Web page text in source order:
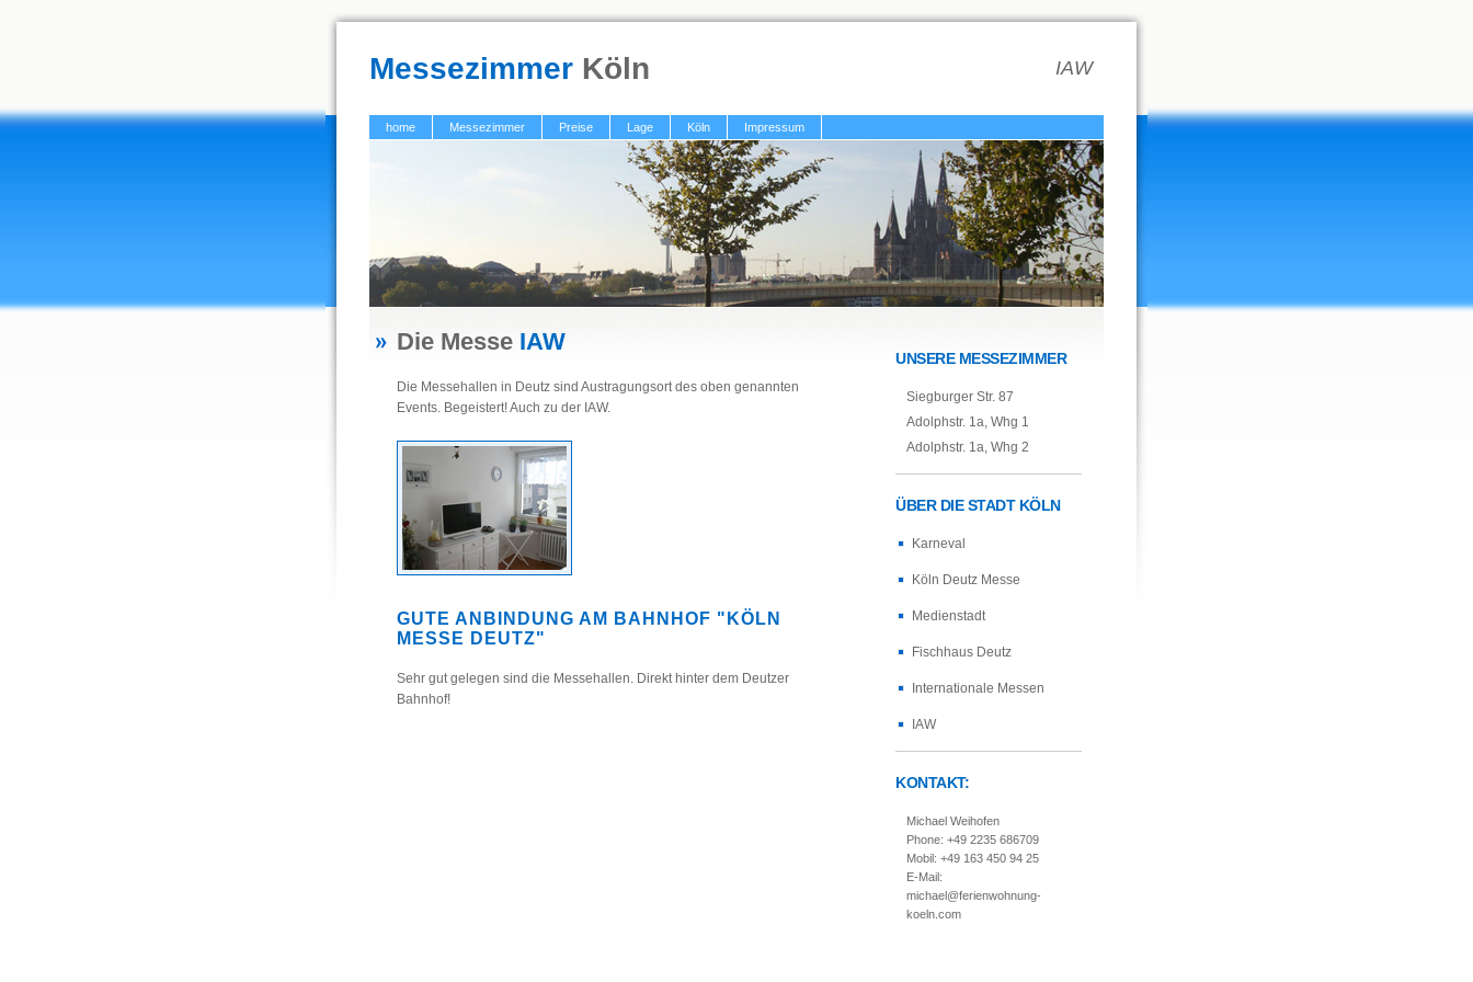
Messezimmer Köln IAW
home Messezimmer Preise Lage Köln Impressum
Die Messe IAW
Die Messehallen in Deutz sind Austragungsort des oben genannten
Events. Begeistert! Auch zu der IAW.
GUTE ANBINDUNG AM BAHNHOF "KÖLN
MESSE DEUTZ"
Sehr gut gelegen sind die Messehallen. Direkt hinter dem Deutzer
Bahnhof!
UNSERE MESSEZIMMER
Siegburger Str. 87
Adolphstr. 1a, Whg 1
Adolphstr. 1a, Whg 2
ÜBER DIE STADT KÖLN
Karneval
Köln Deutz Messe
Medienstadt
Fischhaus Deutz
Internationale Messen
IAW
KONTAKT:
Michael Weihofen
Phone: +49 2235 686709
Mobil: +49 163 450 94 25
E-Mail:
michael@ferienwohnung-
koeln.com